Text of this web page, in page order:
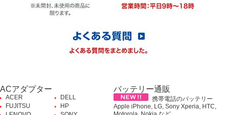
ACアダプター
ACER
DELL
FUJITSU
HP
バッテリー通販
携帯電話のバッテリー
Apple iPhone, LG, Sony Xperia, HTC,